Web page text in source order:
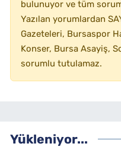
bulunuyor ve tüm
Yazılan yorumlardan
Gazeteleri, Bursaspor
Konser, Bursa Asayiş,
sorumlu tutulamaz.
Yükleniyor...